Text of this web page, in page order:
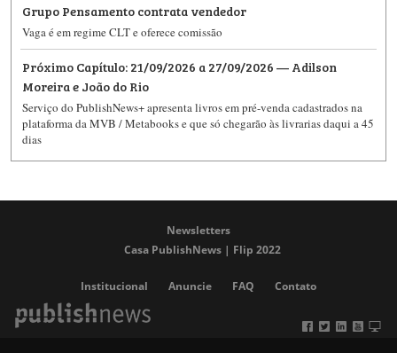
Grupo Pensamento contrata vendedor
Vaga é em regime CLT e oferece comissão
Próximo Capítulo: 21/09/2026 a 27/09/2026 — Adilson
Moreira e João do Rio
Serviço do PublishNews+ apresenta livros em pré-venda cadastrados na
plataforma da MVB / Metabooks e que só chegarão às livrarias daqui a 45
dias
Newsletters
Casa PublishNews | Flip 2022
Institucional Anuncie FAQ Contato